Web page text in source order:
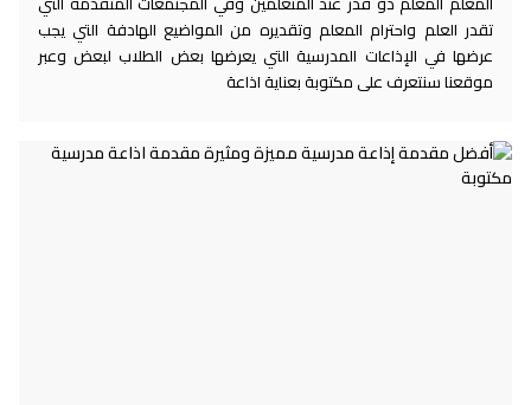
تقدر العلم واحترام المعلم وتقديره من المواضيع الهادفة التي يجب
عرضها في الإذاعات المدرسية التي يعرضها بعض الطلاب لبعض وعبر
موقعنا سنتعرف على مكتوبة بعناية اذاعة